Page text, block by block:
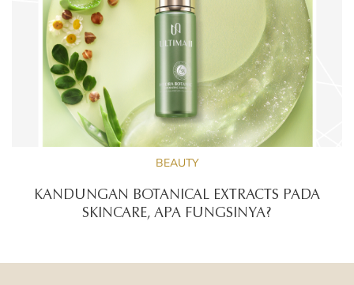
BEAUTY
KANDUNGAN BOTANICAL EXTRACTS PADA
SKINCARE, APA FUNGSINYA?